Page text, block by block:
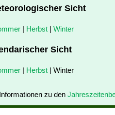
Sicht
| Herbst | Winter
Sicht
| Herbst | Winter
zu den